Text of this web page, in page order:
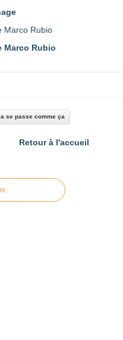
Marco Rubio
se passe comme ça
Retour à l'accueil